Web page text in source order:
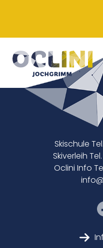
Skischule
Skiverleih
Oclini Info